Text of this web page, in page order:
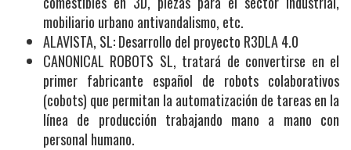
mobiliario urbano antivandalismo, etc.
ALAVISTA, SL: Desarrollo del proyecto R3DLA 4.0
CANONICAL ROBOTS SL, tratará de convertirse en el
primer fabricante español de robots colaborativos
(cobots) que permitan la automatización de tareas en la
línea de producción trabajando mano a mano con
personal humano.